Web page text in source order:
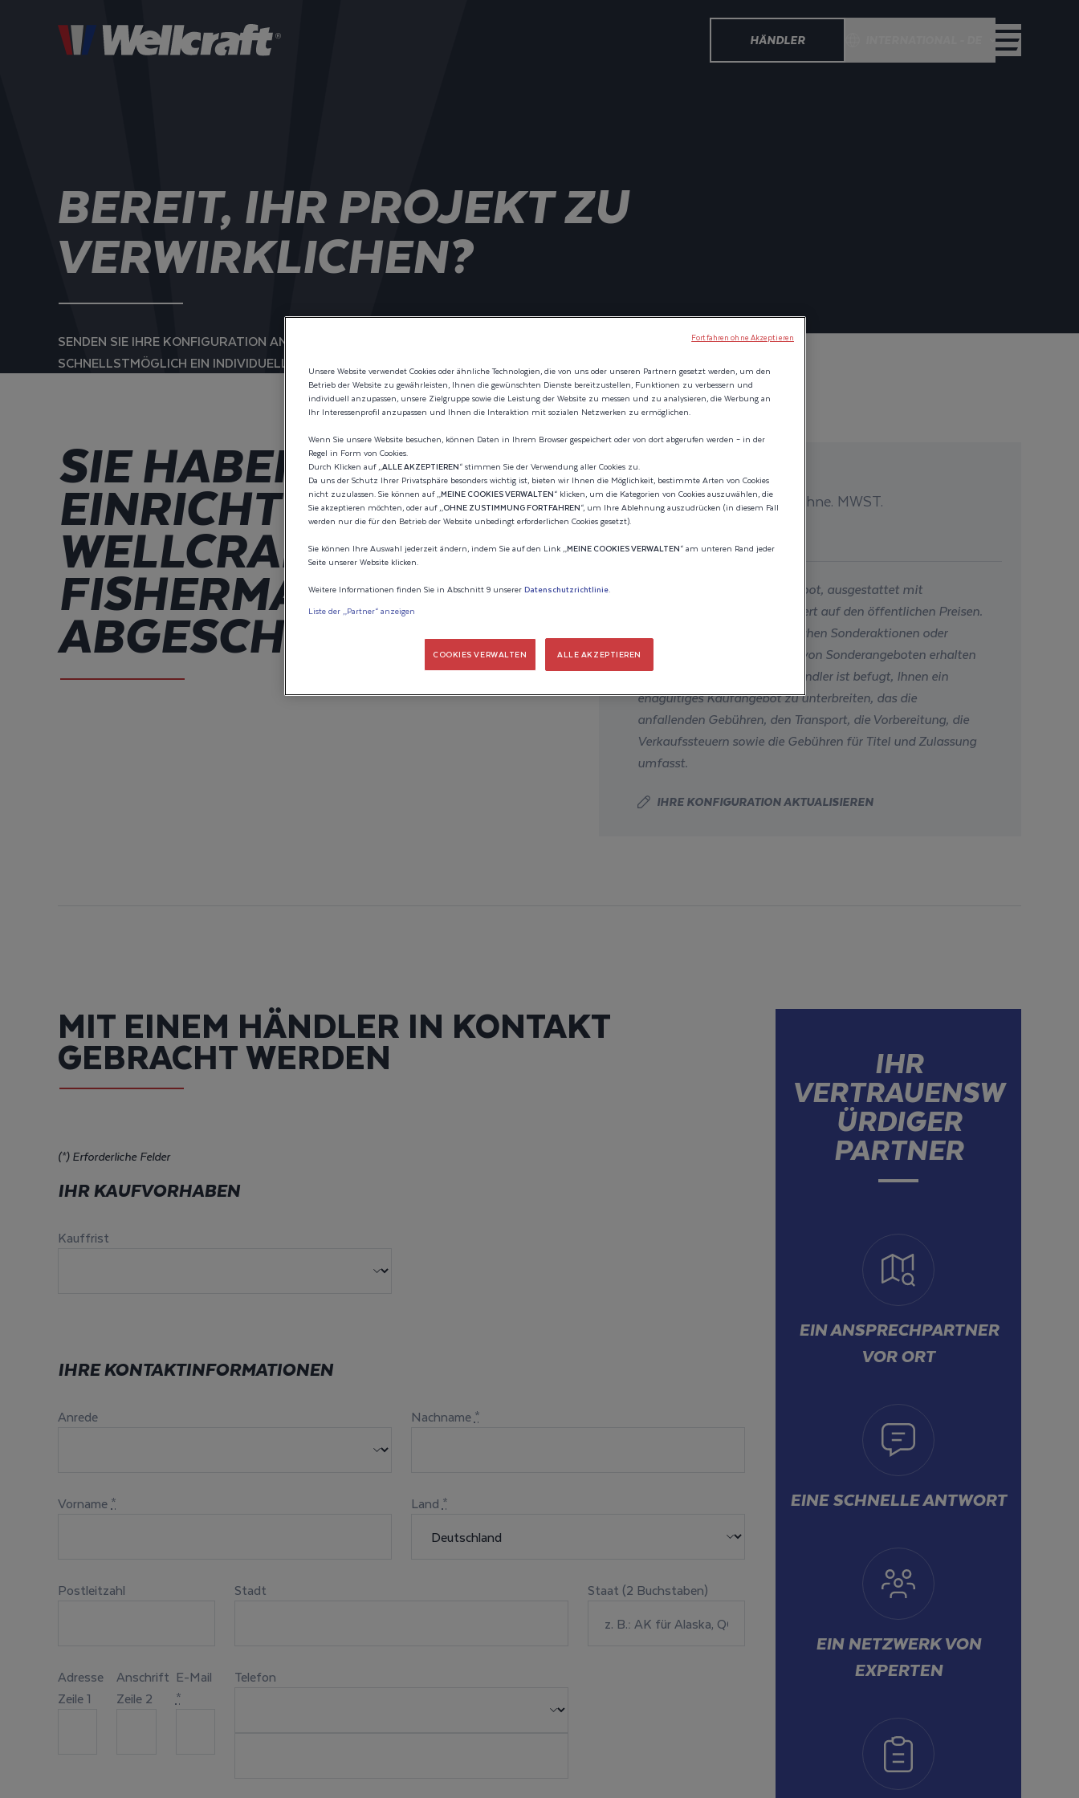
HÄNDLER
BEREIT, IHR PROJEKT ZU
VERWIRKLICHEN?
SENDEN SIE IHRE KONFIGURATION AN IHREN WELLCRAFT-HÄNDLER UND ERHALTEN SIE
SCHNELLSTMÖGLICH EIN INDIVIDUELLES ANGEBOT.
SIE HABEN DIE
EINRICHTUNG IHRES
WELLCRAFT 352
FISHERMAN
ABGESCHLOSSEN.
Preis wie konfiguriert :
380 750,00 € ohne. MWST.
Der geschätzte Preis für Ihr Boot, ausgestattet mit
seinem/ihren Motor(en), basiert auf den öffentlichen Preisen.
Er berücksichtigt keine möglichen Sonderaktionen oder
Rabatte, die Sie im Rahmen von Sonderangeboten erhalten
könnten. Nur Ihr Wellcraft-Händler ist befugt, Ihnen ein
endgültiges Kaufangebot zu unterbreiten, das die
anfallenden Gebühren, den Transport, die Vorbereitung, die
Verkaufssteuern sowie die Gebühren für Titel und Zulassung
umfasst.
IHRE KONFIGURATION AKTUALISIEREN
MIT EINEM HÄNDLER IN KONTAKT
GEBRACHT WERDEN
(*) Erforderliche Felder
IHR KAUFVORHABEN
Kauffrist
IHRE KONTAKTINFORMATIONEN
Anrede Nachname*
Vorname* Land*
Postleitzahl Stadt Staat (2 Buchstaben)
Adresse
Zeile 1
Anschrift
Zeile 2
E-Mail
*
Telefon
IHR
VERTRAUENSW
ÜRDIGER
PARTNER
EIN ANSPRECHPARTNER
VOR ORT
EINE SCHNELLE ANTWORT
EIN NETZWERK VON
EXPERTEN
Unsere Website verwendet Cookies oder ähnliche Technologien, die von uns oder unseren Partnern gesetzt werden, um den
Betrieb der Website zu gewährleisten, Ihnen die gewünschten Dienste bereitzustellen, Funktionen zu verbessern und
individuell anzupassen, unsere Zielgruppe sowie die Leistung der Website zu messen und zu analysieren, die Werbung an
Ihr Interessenprofil anzupassen und Ihnen die Interaktion mit sozialen Netzwerken zu ermöglichen.
Wenn Sie unsere Website besuchen, können Daten in Ihrem Browser gespeichert oder von dort abgerufen werden – in der
Regel in Form von Cookies.
Durch Klicken auf „ALLE AKZEPTIEREN“ stimmen Sie der Verwendung aller Cookies zu.
Da uns der Schutz Ihrer Privatsphäre besonders wichtig ist, bieten wir Ihnen die Möglichkeit, bestimmte Arten von Cookies
nicht zuzulassen. Sie können auf „MEINE COOKIES VERWALTEN“ klicken, um die Kategorien von Cookies auszuwählen, die
Sie akzeptieren möchten, oder auf „OHNE ZUSTIMMUNG FORTFAHREN“, um Ihre Ablehnung auszudrücken (in diesem Fall
werden nur die für den Betrieb der Website unbedingt erforderlichen Cookies gesetzt).
Sie können Ihre Auswahl jederzeit ändern, indem Sie auf den Link „MEINE COOKIES VERWALTEN“ am unteren Rand jeder
Seite unserer Website klicken.
Weitere Informationen finden Sie in Abschnitt 9 unsererDatenschutzrichtlinie.
Liste der „Partner“ anzeigen
COOKIES VERWALTEN ALLE AKZEPTIEREN
Fortfahren ohne Akzeptieren